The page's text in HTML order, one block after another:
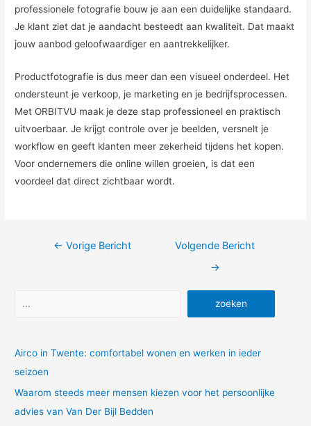
professionele fotografie bouw je aan een duidelijke standaard.
Je klant ziet dat je aandacht besteedt aan kwaliteit. Dat maakt
jouw aanbod geloofwaardiger en aantrekkelijker.
Productfotografie is dus meer dan een visueel onderdeel. Het
ondersteunt je verkoop, je marketing en je bedrijfsprocessen.
Met ORBITVU maak je deze stap professioneel en praktisch
uitvoerbaar. Je krijgt controle over je beelden, versnelt je
workflow en geeft klanten meer zekerheid tijdens het kopen.
Voor ondernemers die online willen groeien, is dat een
voordeel dat direct zichtbaar wordt.
Bericht
← Vorige Bericht
Volgende Bericht
→
zoeken
Airco in Twente: comfortabel wonen en werken in ieder
seizoen
Waarom steeds meer mensen kiezen voor het persoonlijke
advies van Van Der Bijl Bedden